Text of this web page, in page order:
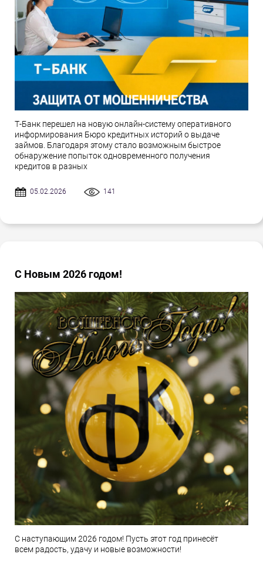
Т-Банк перешел на новую онлайн-систему оперативного
информирования Бюро кредитных историй о выдаче
займов. Благодаря этому стало возможным быстрое
обнаружение попыток одновременного получения
кредитов в разных
05.02.2026 141
С Новым 2026 годом!
С наступающим 2026 годом! Пусть этот год принесёт
всем радость, удачу и новые возможности!